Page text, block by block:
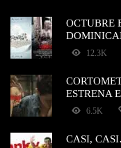
OCTUBRE
12.3K
ESTRENA
6.5K
CASI,